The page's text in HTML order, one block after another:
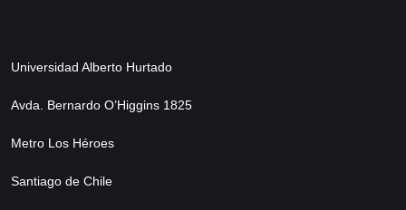
Universidad Alberto Hurtado
Avda. Bernardo O’Higgins 1825
Metro Los Héroes
Santiago de Chile